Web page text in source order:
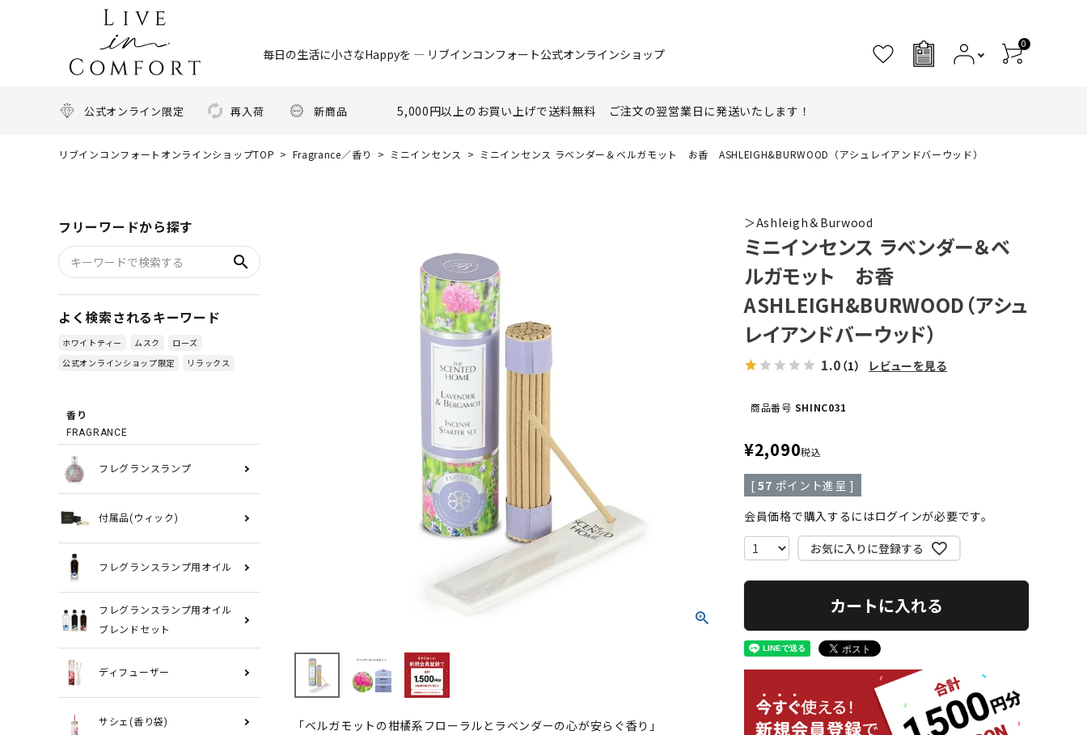
毎日の生活に小さなHappyを ― リブインコンフォート公式オンラインショップ
0
公式オンライン限定 再入荷 新商品 5,000円以上のお買い上げで送料無料 ご注文の翌営業日に発送いたします！
リブインコンフォートオンラインショップTOP Fragrance／香り ミニインセンス ミニインセンス ラベンダー＆ベルガモット お香 ASHLEIGH&BURWOOD（アシュレイアンドバーウッド）
フリーワードから探す
search
よく検索されるキーワード
ホワイトティー ムスク
ローズ
公式オンラインショップ限定
リラックス
香り
FRAGRANCE
フレグランスランプ
付属品(ウィック)
フレグランスランプ用オイル
フレグランスランプ用オイル
ブレンドセット
ディフューザー
サシェ(香り袋) 「ベルガモットの柑橘系フローラルとラベンダーの心が安らぐ香り」
＞Ashleigh＆Burwood
ミニインセンス ラベンダー＆ベ
ルガモット お香
ASHLEIGH&BURWOOD（アシュ
レイアンドバーウッド）
1.0 （1） レビューを見る
商品番号 SHINC031
¥2,090税込
[ 57 ポイント進呈 ]
会員価格で購入するにはログインが必要です。
お気に入りに登録する
カートに入れる